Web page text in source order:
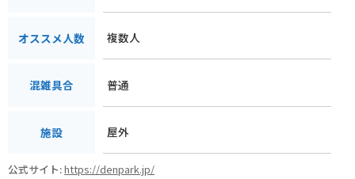
オススメ人数 複数人
混雑具合 普通
施設 屋外
公式サイト:https://denpark.jp/